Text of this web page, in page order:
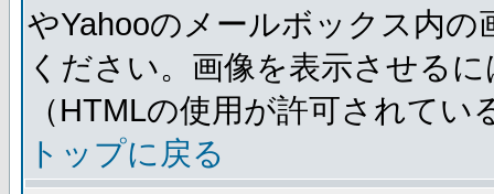
やYahooのメールボックス内
ください。画像を表示させる
（HTMLの使用が許可されて
トップに戻る